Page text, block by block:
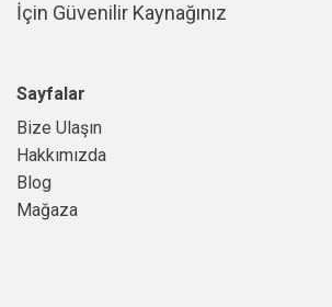
İçin Güvenilir Kaynağınız
Sayfalar
Bize Ulaşın
Hakkımızda
Blog
Mağaza